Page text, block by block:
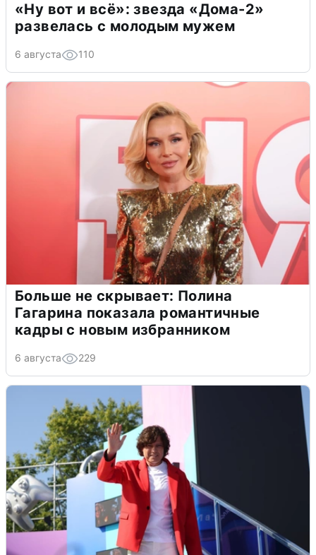
«Ну вот и всё»: звезда «Дома-2»
развелась с молодым мужем
6 августа 110
Больше не скрывает: Полина
Гагарина показала романтичные
кадры с новым избранником
6 августа 229